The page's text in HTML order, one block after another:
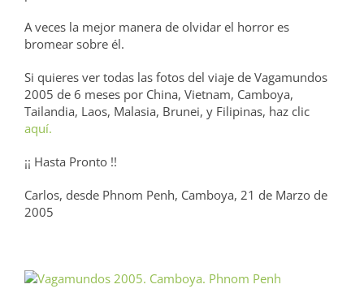
A veces la mejor manera de olvidar el horror es
bromear sobre él.
Si quieres ver todas las fotos del viaje de Vagamundos
2005 de 6 meses por China, Vietnam, Camboya,
Tailandia, Laos, Malasia, Brunei, y Filipinas, haz clic
aquí.
¡¡ Hasta Pronto !!
Carlos, desde Phnom Penh, Camboya, 21 de Marzo de
2005